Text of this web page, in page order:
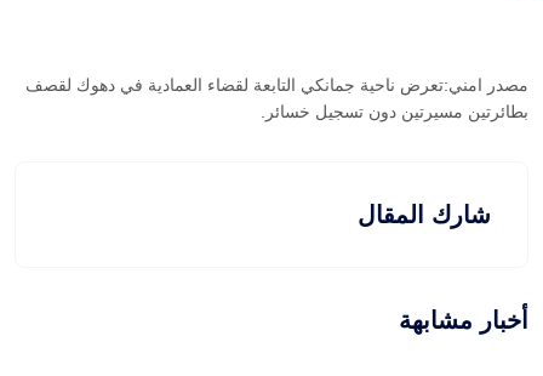
مصدر امني:تعرض ناحية جمانكي التابعة لقضاء العمادية في دهوك لقصف
بطائرتين مسيرتين دون تسجيل خسائر.
شارك المقال
أخبار مشابهة